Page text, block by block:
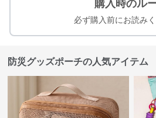
購入時のル
必ず購入前にお読みく
防災グッズポーチの人気アイテム